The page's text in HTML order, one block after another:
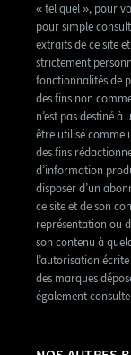
« tel quel », pour
pour simple
extraits de ce site
strictement
fonctionnalités de
des fins non
n’est pas destiné
être utilisé comme
des fins
d’information
disposer d’un
ce site et de son
représentation ou
son contenu à
l’autorisation écrite
des marques
également